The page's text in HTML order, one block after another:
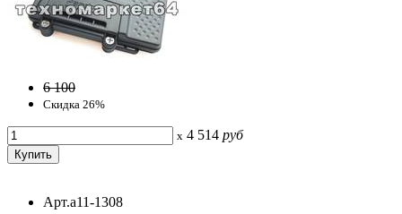
6 100
Скидка 26%
x 4 514 руб
Арт.a11-1308